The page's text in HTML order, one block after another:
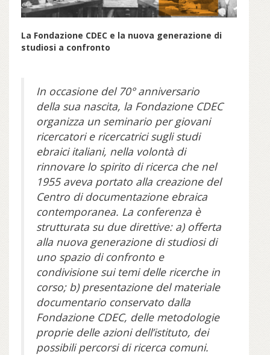
La Fondazione CDEC e la nuova generazione di
studiosi a confronto
In occasione del 70° anniversario
della sua nascita, la Fondazione CDEC
organizza un seminario per giovani
ricercatori e ricercatrici sugli studi
ebraici italiani, nella volontà di
rinnovare lo spirito di ricerca che nel
1955 aveva portato alla creazione del
Centro di documentazione ebraica
contemporanea. La conferenza è
strutturata su due direttive: a) offerta
alla nuova generazione di studiosi di
uno spazio di confronto e
condivisione sui temi delle ricerche in
corso; b) presentazione del materiale
documentario conservato dalla
Fondazione CDEC, delle metodologie
proprie delle azioni dell’istituto, dei
possibili percorsi di ricerca comuni.